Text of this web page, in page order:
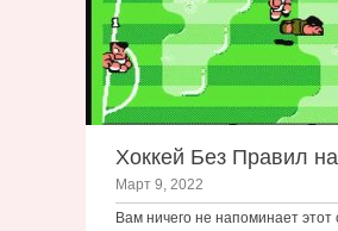
Хоккей Без Правил
Март 9, 2022
Вам ничего не напоминает этот